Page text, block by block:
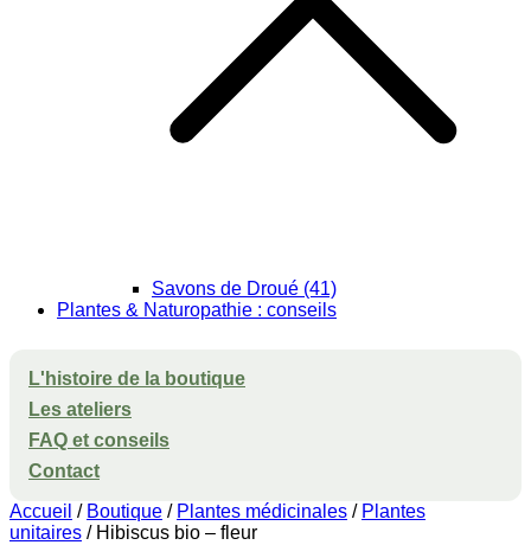
Savons de Droué (41)
Plantes & Naturopathie : conseils
L'histoire de la boutique
Les ateliers
FAQ et conseils
Contact
Accueil / Boutique / Plantes médicinales / Plantes
unitaires / Hibiscus bio – fleur